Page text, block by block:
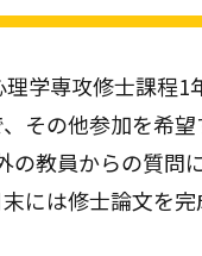
学専攻修士課程
その他参加を希
教員からの質問
には修士論文を完